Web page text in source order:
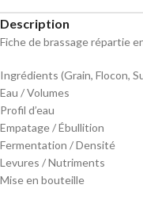
Description
Fiche de brassage répartie
Ingrédients (Grain, Flocon,
Eau / Volumes
Profil d’eau
Empatage / Ébullition
Fermentation / Densité
Levures / Nutriments
Mise en bouteille